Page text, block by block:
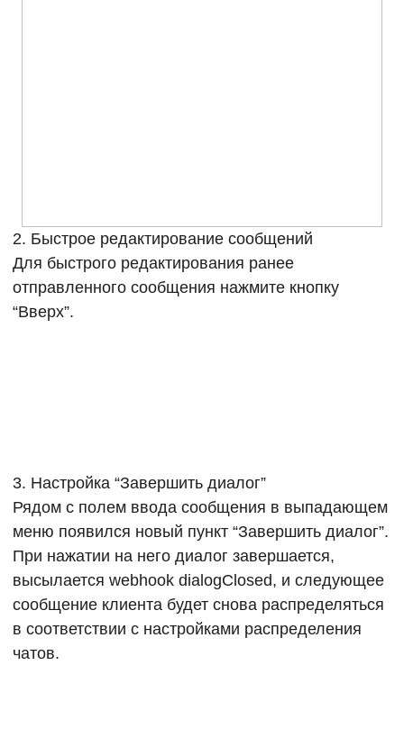
2. Быстрое редактирование сообщений
Для быстрого редактирования ранее
отправленного сообщения нажмите кнопку
“Вверх”.
3. Настройка “Завершить диалог”
Рядом с полем ввода сообщения в выпадающем
меню появился новый пункт “Завершить диалог”.
При нажатии на него диалог завершается,
высылается webhook dialogClosed, и следующее
сообщение клиента будет снова распределяться
в соответствии с настройками распределения
чатов.